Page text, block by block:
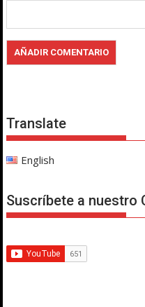
Translate
English
Suscríbete a nuestro